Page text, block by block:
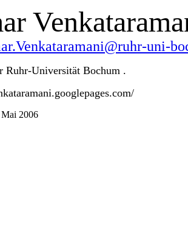
uni-
Ruhr-Universität Bochum .
Mai 2006